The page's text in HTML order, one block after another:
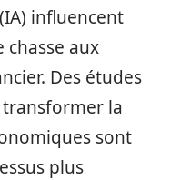
influencent
chasse aux
Des études
la
sont
plus